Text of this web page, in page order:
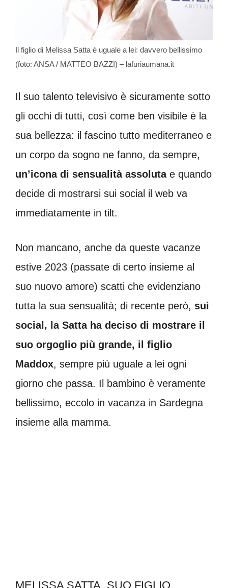
Il figlio di Melissa Satta è uguale a lei: davvero bellissimo
(foto: ANSA / MATTEO BAZZI) – lafuriaumana.it
Il suo talento televisivo è sicuramente sotto
gli occhi di tutti, così come ben visibile è la
sua bellezza: il fascino tutto mediterraneo e
un corpo da sogno ne fanno, da sempre,
un’icona di sensualità assolutae quando
decide di mostrarsi sui social il web va
immediatamente in tilt.
Non mancano, anche da queste vacanze
estive 2023 (passate di certo insieme al
suo nuovo amore) scatti che evidenziano
tutta la sua sensualità; di recente però, sui
social, la Satta ha deciso di mostrare il
suo orgoglio più grande, il figlio
Maddox, sempre più uguale a lei ogni
giorno che passa. Il bambino è veramente
bellissimo, eccolo in vacanza in Sardegna
insieme alla mamma.
MELISSA SATTA, SUO FIGLIO